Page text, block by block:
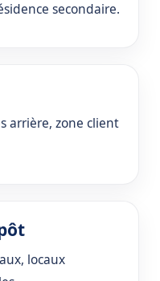
secondaire.
arrière, zone client
locaux